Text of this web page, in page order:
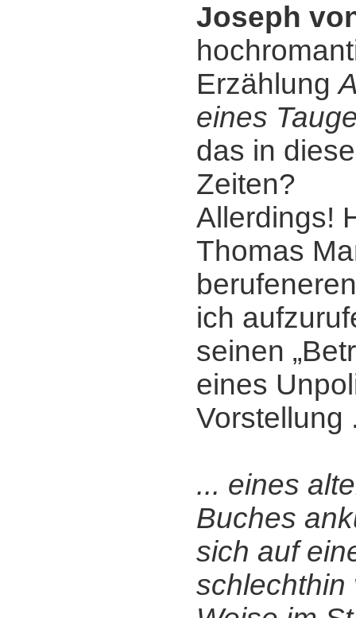
Joseph
Erzählung
eines
das in
Zeiten?
Allerdings!
Thomas
ich
seinen
eines
Vorstellung
... eines
Buches
sich auf
schlechthin